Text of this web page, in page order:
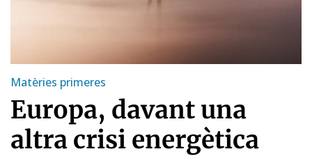
Matèries primeres
Europa, davant una
altra crisi energètica